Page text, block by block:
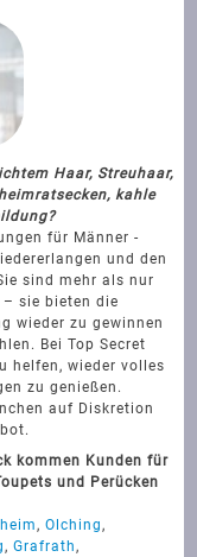
Haar, Streuhaar,
kahle
für Männer -
und den
sind mehr als nur
sie bieten die
wieder zu gewinnen
Bei Top Secret
helfen, wieder volles
zu genießen.
auf Diskretion
kommen Kunden für
und Perücken
,Olching,
,Grafrath,